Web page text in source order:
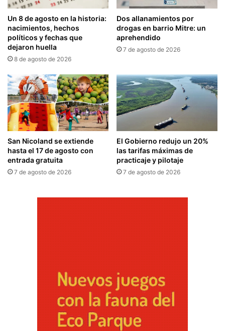
Un 8 de agosto en la historia:
nacimientos, hechos
políticos y fechas que
dejaron huella
8 de agosto de 2026
Dos allanamientos por
drogas en barrio Mitre: un
aprehendido
7 de agosto de 2026
San Nicoland se extiende
hasta el 17 de agosto con
entrada gratuita
7 de agosto de 2026
El Gobierno redujo un 20%
las tarifas máximas de
practicaje y pilotaje
7 de agosto de 2026